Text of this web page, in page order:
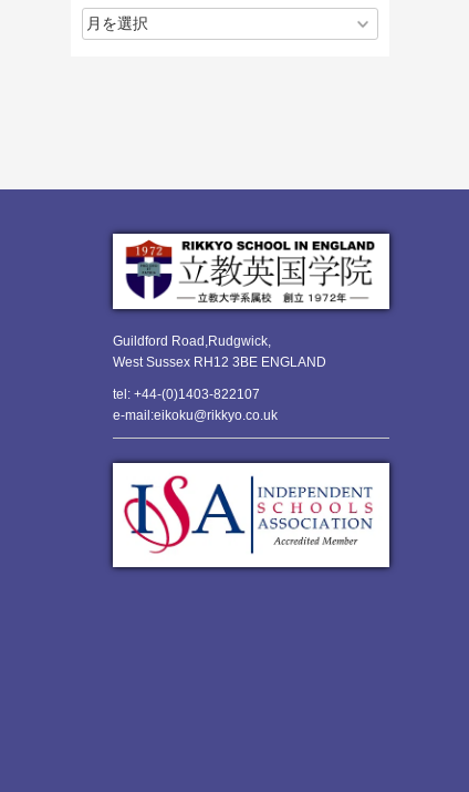
Guildford Road,Rudgwick,
West Sussex RH12 3BE ENGLAND
tel: +44-(0)1403-822107
e-mail:eikoku@rikkyo.co.uk